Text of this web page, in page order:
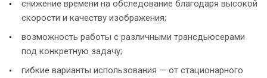
снижение времени на обследование благодаря высокой
скорости и качеству изображения;
возможность работы с различными трансдьюсерами
под конкретную задачу;
гибкие варианты использования — от стационарного